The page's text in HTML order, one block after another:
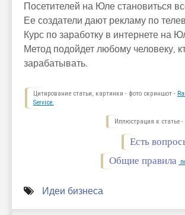
Посетителей на Юле становиться
Ее создатели дают рекламу по
Курс по заработку в интернете на
Метод подойдет любому человеку,
зарабатывать.
Цитирование статьи, картинки - фото скриншот -
Service.
Иллюстрация к статье -
Есть
Общие правила
Идеи бизнеса